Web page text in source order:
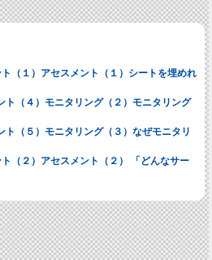
（１）アセスメント（１）シートを埋めれ
（４）モニタリング（２）モニタリング
（５）モニタリング（３）なぜモニタリ
（２）アセスメント（２） 「どんなサー